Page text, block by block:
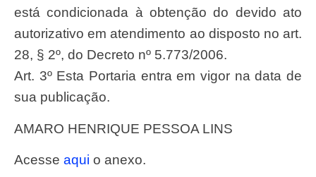
está condicionada à obtenção do devido ato
autorizativo em atendimento ao disposto no art.
28, § 2º, do Decreto nº 5.773/2006.
Art. 3º Esta Portaria entra em vigor na data de
sua publicação.
AMARO HENRIQUE PESSOA LINS
Acesse aqui o anexo.